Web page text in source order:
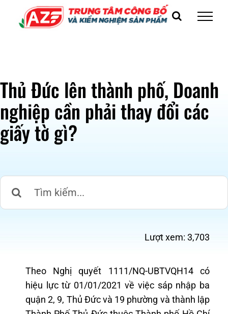
Thủ Đức lên thành phố, Doanh
nghiệp cần phải thay đổi các
giấy tờ gì?
Lượt xem: 3,703
Theo Nghị quyết 1111/NQ-UBTVQH14 có
hiệu lực từ 01/01/2021 về việc sáp nhập ba
quận 2, 9, Thủ Đức và 19 phường và thành lập